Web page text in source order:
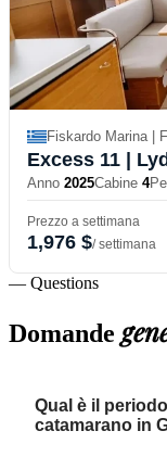
Fiskardo Marina |
Excess 11 |
Anno 2025Cabine 4
Prezzo a settimana
1,976 $/ settimana
— Questions
Domande
Qual è il
catamarano in